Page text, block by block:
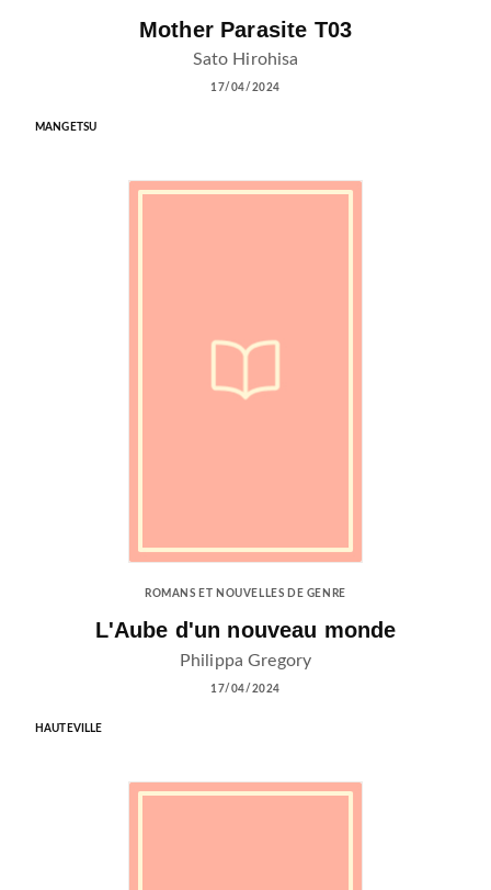
Mother Parasite T03
Sato Hirohisa
17/04/2024
MANGETSU
ROMANS ET NOUVELLES DE GENRE
L'Aube d'un nouveau monde
Philippa Gregory
17/04/2024
HAUTEVILLE